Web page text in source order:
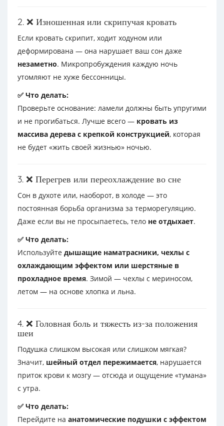
2. ❌ Изношенная или скрипучая кровать
Если кровать скрипит, ходит ходуном или
деформирована — она нарушает ваш сон даже
незаметно. Микропробуждения каждую ночь
утомляют не хуже бессонницы.
✅ Что делать:
Проверьте основание: ламели должны быть упругими
и не прогибаться. Лучше всего — кровать из
массива дерева с крепкой конструкцией, которая
не будет «жить своей жизнью» ночью.
3. ❌ Перегрев или переохлаждение во сне
Сон в духоте или, наоборот, в холоде — это
постоянная борьба организма за терморегуляцию.
Даже если вы не просыпаетесь, тело не отдыхает.
✅ Что делать:
Используйте дышащие наматрасники, чехлы с
охлаждающим эффектом или шерстяные в
прохладное время. Зимой — чехлы с мериносом,
летом — на основе хлопка и льна.
4. ❌ Головная боль и тяжесть из-за положения
шеи
Подушка слишком высокая или слишком мягкая?
Значит, шейный отдел пережимается, нарушается
приток крови к мозгу — отсюда и ощущение «тумана»
с утра.
✅ Что делать:
Перейдите на анатомические подушки с эффектом